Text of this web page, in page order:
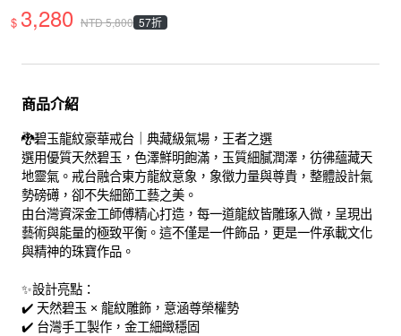
$ 3,280 NTD5,800 57折
商品介紹
🐉碧玉龍紋豪華戒台｜典藏級氣場，王者之選
選用優質天然碧玉，色澤鮮明飽滿，玉質細膩潤澤，彷彿蘊藏天
地靈氣。戒台融合東方龍紋意象，象徵力量與尊貴，整體設計氣
勢磅礡，卻不失細節工藝之美。
由台灣資深金工師傅精心打造，每一道龍紋皆雕琢入微，呈現出
藝術與能量的極致平衡。這不僅是一件飾品，更是一件承載文化
與精神的珠寶作品。
✨設計亮點：
✔️ 天然碧玉 × 龍紋雕飾，意涵尊榮權勢
✔️ 台灣手工製作，金工細緻穩固